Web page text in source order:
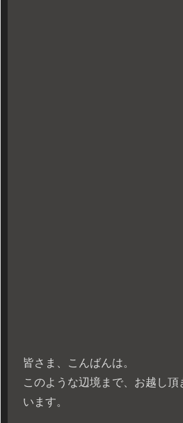
皆さま、こんばんは。
このような辺境まで、お越し
います。